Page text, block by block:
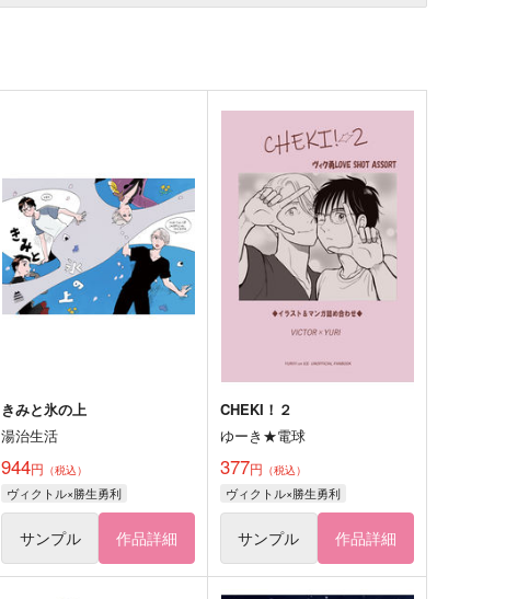
きみと氷の上
湯治生活
944円 （税込）
ヴィクトル×勝生勇利
サンプル 作品詳細
CHEKI！２
ゆーき★電球
377円 （税込）
ヴィクトル×勝生勇利
サンプル 作品詳細